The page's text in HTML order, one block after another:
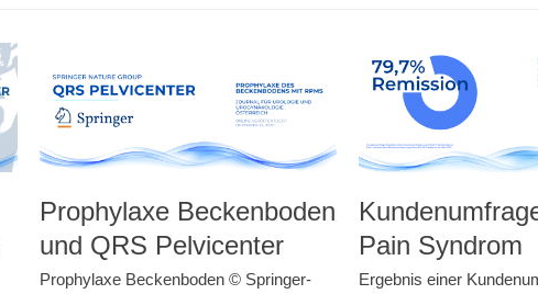
Prophylaxe Beckenboden
und QRS Pelvicenter
Prophylaxe Beckenboden © Springer-
Pain Syndrom
Ergebnis einer